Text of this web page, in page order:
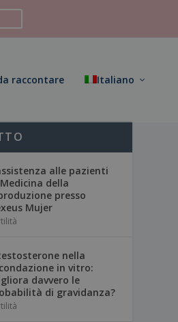
raccontare Italiano
alle pazienti
della
presso
Mujer
nella
in vitro:
davvero le
di gravidanza?